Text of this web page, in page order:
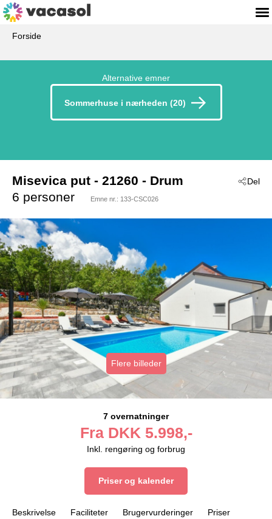
Forside
Alternative emner
Sommerhuse i nærheden (20)
Del
Misevica put
- Makarska-Drum
- 21260 - Drum
6 personer
Emne nr.: 133-CSC026
Flere billeder
7 overnatninger
Fra DKK 5.998,-
Inkl. rengøring og forbrug
Priser og kalender
Beskrivelse Faciliteter Brugervurderinger
Priser